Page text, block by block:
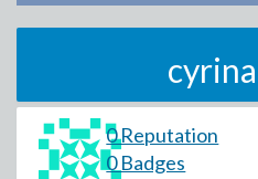
0 Reputation
0 Badges